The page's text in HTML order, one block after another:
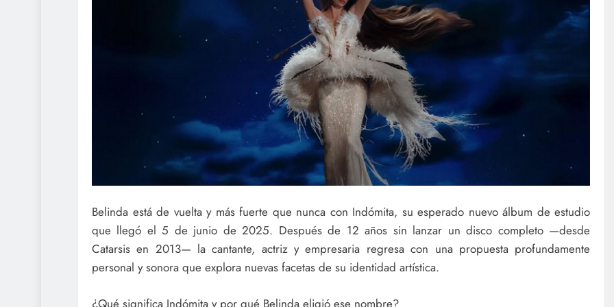
Belinda está de vuelta y más fuerte que nunca con Indómita, su esperado nuevo álbum de estudio
que llegó el 5 de junio de 2025. Después de 12 años sin lanzar un disco completo —desde
Catarsis en 2013— la cantante, actriz y empresaria regresa con una propuesta profundamente
personal y sonora que explora nuevas facetas de su identidad artística.
¿Qué significa Indómita y por qué Belinda eligió ese nombre?